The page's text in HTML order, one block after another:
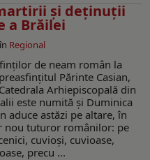
şi deţinuţii
a Brăilei
Regional
de neam român la
Părinte Casian,
Arhiepiscopală din
este numită şi Duminica
aduce astăzi pe altare, în
nou tuturor românilor: pe
cuvioși, cuvioase,
precu ...